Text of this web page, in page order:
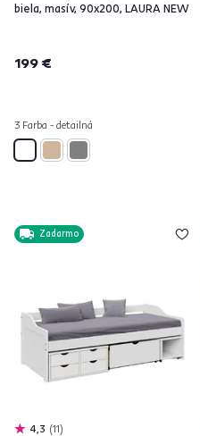
biela, masív, 90x200, LAURA NEW
199 €
3 Farba - detailná
Zadarmo
4,3 11